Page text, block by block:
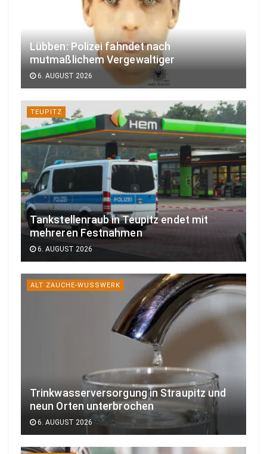
Lübben: Polizei fahndet nach
mutmaßlichem Vergewaltiger
6. AUGUST 2026
TEUPITZ
Tankstellenraub in Teupitz endet mit
mehreren Festnahmen
6. AUGUST 2026
ALT ZAUCHE-WUSSWERK
Trinkwasserversorgung in Straupitz und
neun Orten unterbrochen
6. AUGUST 2026